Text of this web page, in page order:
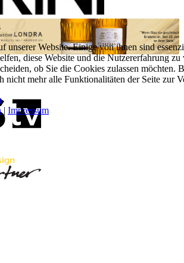
unserer Website. Einige von ihnen sind
diese Website und die Nutzererfahrung
ob Sie die Cookies zulassen möchten.
nicht mehr alle Funktionalitäten der Seite zur
| Impressum